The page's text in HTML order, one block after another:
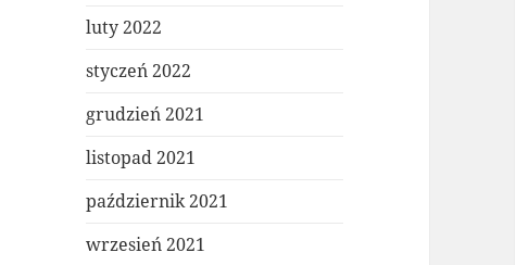
luty 2022
styczeń 2022
grudzień 2021
listopad 2021
październik 2021
wrzesień 2021